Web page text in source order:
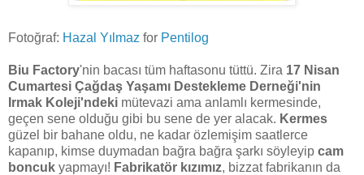
Fotoğraf: Hazal Yılmaz for Pentilog
Biu Factory'nin bacası tüm haftasonu tüttü. Zira 17 Nisan
Cumartesi Çağdaş Yaşamı Destekleme Derneği'nin
Irmak Koleji'ndeki mütevazi ama anlamlı kermesinde,
geçen sene olduğu gibi bu sene de yer alacak. Kermes
güzel bir bahane oldu, ne kadar özlemişim saatlerce
kapanıp, kimse duymadan bağra bağra şarkı söyleyip cam
boncuk yapmayı! Fabrikatör kızımız, bizzat fabrikanın da